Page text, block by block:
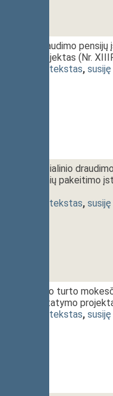
Socialinio draudimo
įstatymo projektas (Nr.
dokumento tekstas,
Nedarbo socialinio
ir 18 straipsnių pakeitimo
dokumento tekstas,
Nekilnojamojo turto
pakeitimo įstatymo
dokumento tekstas,